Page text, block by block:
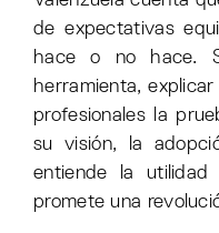
de expectativas
hace o no hace.
herramienta,
profesionales la
su visión, la
entiende la
promete una